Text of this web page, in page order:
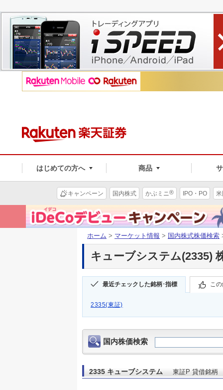
はじめての方へ 商品
キャンペーン 国内株式 かぶミニ® IPO・PO
ホーム > マーケット情報 > 国内株式株価検索
キューブシステム(2335)
最近チェックした銘柄･指標 こ
2335(東証)